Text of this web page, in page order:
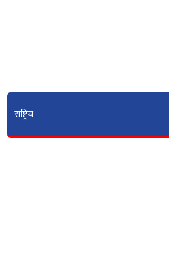
राष्ट्रिय